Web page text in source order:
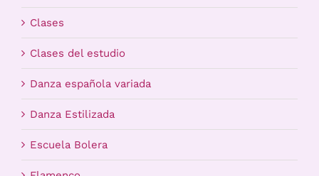
Carrito
Clases
Clases del estudio
Danza española variada
Danza Estilizada
Escuela Bolera